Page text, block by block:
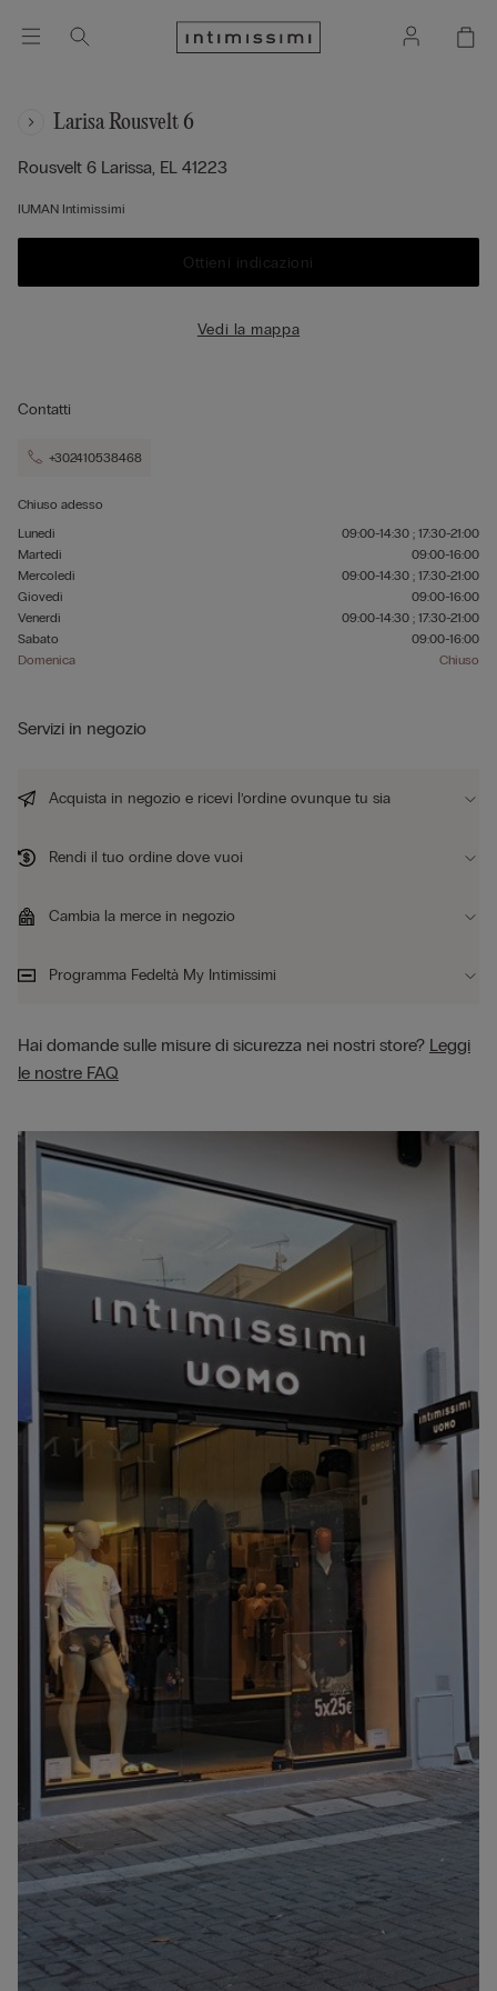
Larisa Rousvelt 6
Rousvelt 6 Larissa, EL 41223
IUMAN Intimissimi
Ottieni indicazioni
Vedi la mappa
Contatti
+302410538468
Chiuso adesso
Lunedì
09:00-14:30 ; 17:30-21:00
Martedì
09:00-16:00
Mercoledì
09:00-14:30 ; 17:30-21:00
Giovedì
09:00-16:00
Venerdì
09:00-14:30 ; 17:30-21:00
Sabato
09:00-16:00
Domenica
Chiuso
Servizi in negozio
Acquista in negozio e ricevi l’ordine ovunque tu sia
Rendi il tuo ordine dove vuoi
Cambia la merce in negozio
Programma Fedeltà My Intimissimi
Hai domande sulle misure di sicurezza nei nostri store? Leggi
le nostre FAQ